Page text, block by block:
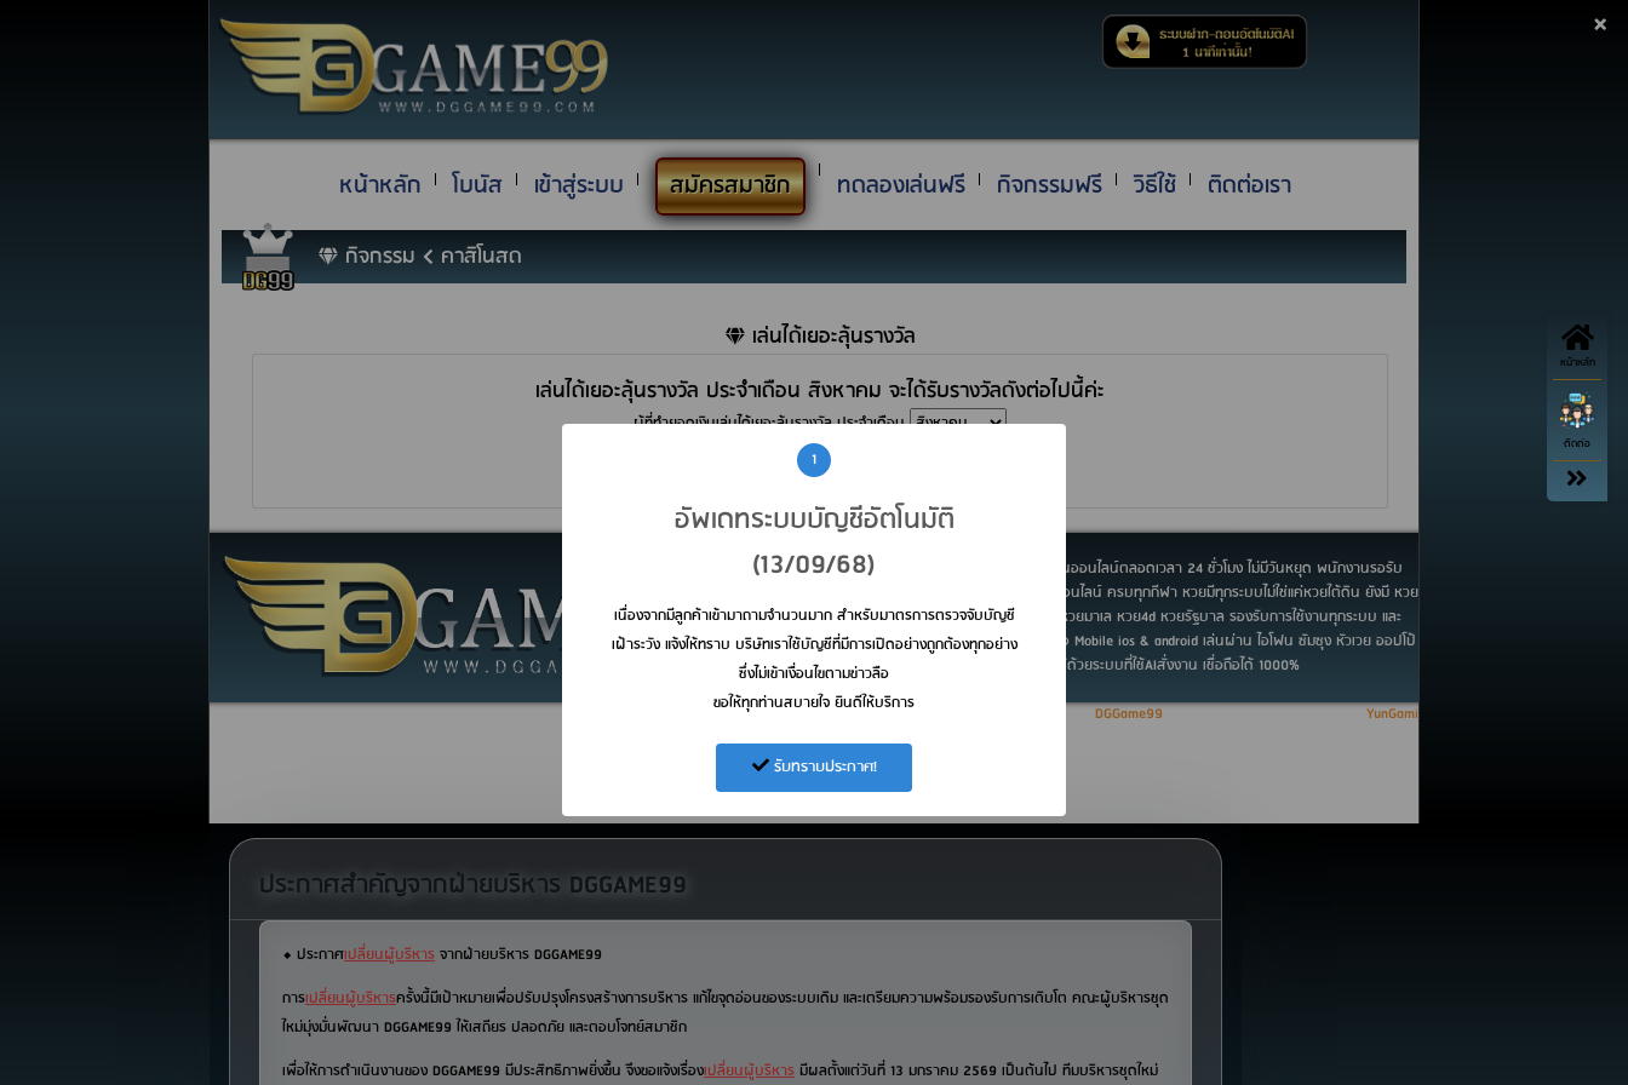
×
หน้าหลัก โบนัส เข้าสู่ระบบ สมัครสมาชิก ทดลองเล่นฟรี กิจกรรมฟรี วิธีใช้ ติดต่อเรา
กิจกรรม คาสิโนสด
เล่นได้เยอะลุ้นรางวัล
เล่นได้เยอะลุ้นรางวัล ประจำเดือน สิงหาคม จะได้รับรางวัลดังต่อไปนี้ค่ะ
ผู้ที่ทำยอดเงินเล่นได้เยอะลุ้นรางวัล ประจำเดือน
*ทีมงานจะติดต่อผู้โชคดีกลับไป และ ส่งของรางวัลให้ไม่เกินวันที่ 5 ของเดือนค่ะ
ไม่มีรายการ
DGGame99 ทางเราบริการลูกค้า คาสิโนออนไลน์ตลอดเวลา 24 ชั่วโมง ไม่มีวันหยุด พนักงานรอรับ
บริการ 10 คู่สาย รองรับคาสิโน กีฬาออนไลน์ ครบทุกกีฬา หวยมีทุกระบบไม่ใช่แค่หวยใต้ดิน ยังมี หวย
ใต้ดิน หวยชุด หวยลาว หวยเวียดนาม หวยมาเล หวย4d หวยรัฐบาล รองรับการใช้งานทุกระบบ และ
สะดวกที่สุดไปไหนเล่นได้ทุกที่ ผ่านมือถือ Mobile ios & android เล่นผ่าน ไอโฟน ซัมซุง หัวเวย ออปโป้
ทุกรุ่นที่รองรับ interrnet การันตรีเงินได้ด้วยระบบที่ใช้AIสั่งงาน เชื่อถือได้ 1000%
Copyright © 2026DGGame99All Right Reserved. Powered ByYunGaming
1
อัพเดทระบบบัญชีอัตโนมัติ
(13/09/68)
เนื่องจากมีลูกค้าเข้ามาถามจำนวนมาก สำหรับมาตรการตรวจจับบัญชี
เฝ้าระวัง แจ้งให้ทราบ บริษัทเราใช้บัญชีที่มีการเปิดอย่างถูกต้องทุกอย่าง
ซึ่งไม่เข้าเงื่อนไขตามข่าวลือ
ขอให้ทุกท่านสบายใจ ยินดีให้บริการ
รับทราบประกาศ!
หน้าหลัก
ติดต่อ
ประกาศสำคัญจากฝ่ายบริหาร DGGAME99
⬥ ประกาศเปลี่ยนผู้บริหารจากฝ่ายบริหาร DGGAME99
การเปลี่ยนผู้บริหารครั้งนี้มีเป้าหมายเพื่อปรับปรุงโครงสร้างการบริหาร แก้ไขจุดอ่อนของระบบเดิม และเตรียมความพร้อมรองรับการเติบโต คณะผู้บริหารชุด
ใหม่มุ่งมั่นพัฒนา DGGAME99 ให้เสถียร ปลอดภัย และตอบโจทย์สมาชิก
เพื่อให้การดำเนินงานของ DGGAME99 มีประสิทธิภาพยิ่งขึ้น จึงขอแจ้งเรื่องเปลี่ยนผู้บริหารมีผลตั้งแต่วันที่ 13 มกราคม 2569 เป็นต้นไป ทีมบริหารชุดใหม่